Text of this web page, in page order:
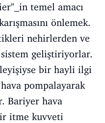
temel amacı
önlemek.
nehirlerden ve
geliştiriyorlar.
bir hayli ilgi
pompalayarak
Bariyer hava
itme kuvveti